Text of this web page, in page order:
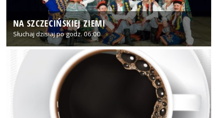
NA SZCZECIŃSKIEJ ZIEMI
Słuchaj dzisiaj po godz. 06:00